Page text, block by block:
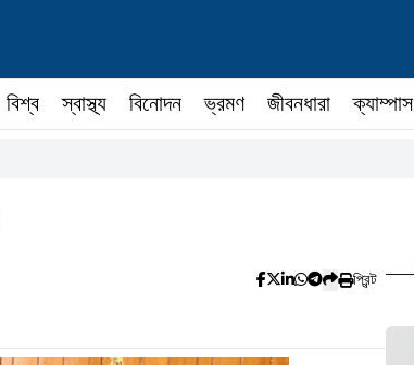
বিশ্ব স্বাস্থ্য বিনোদন ভ্রমণ জীবনধারা ক্যাম্পাস
প্রিন্ট